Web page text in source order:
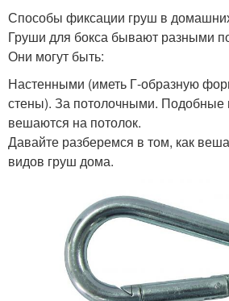
Способы фиксации груш в
Груши для бокса бывают разными
Они могут быть:
Настенными (иметь Г-образную
стены). За потолочными. Подобные
вешаются на потолок.
Давайте разберемся в том, как
видов груш дома.